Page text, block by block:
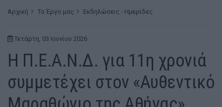
Αρχική Το Έργο μας Εκδηλώσεις - Ημερίδες
Τετάρτη, 03 Ιουνίου 2026
Η Π.Ε.Α.Ν.Δ. για 11η χρονιά
συμμετέχει στον «Αυθεντικό